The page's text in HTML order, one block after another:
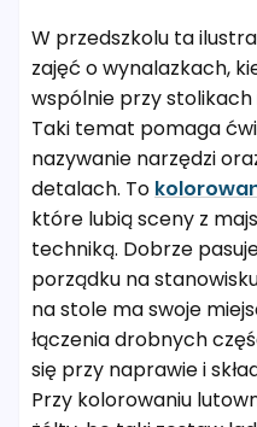
W przedszkolu ta
zajęć o wynalazkach,
wspólnie przy
Taki temat pomaga
nazywanie narzędzi
detalach. To
które lubią sceny z
techniką. Dobrze
porządku na
na stole ma swoje
łączenia drobnych
się przy naprawie i
Przy kolorowaniu